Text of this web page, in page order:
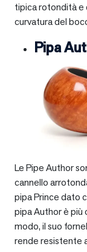
tipica rotondità e
curvatura del
Pipa
Le Pipe Author
cannello
pipa Prince dato
pipa Author è più
modo, il suo
rende resistente